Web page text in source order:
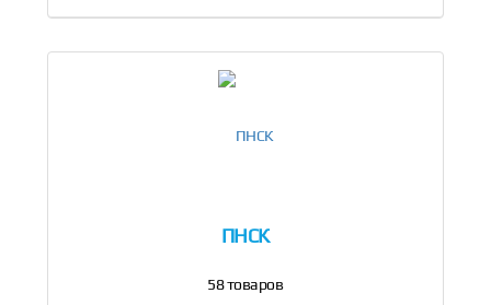
ПНСК
58товаров